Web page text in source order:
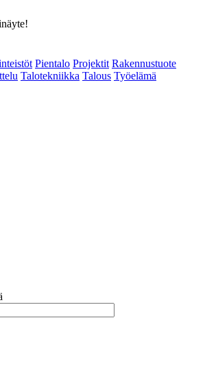
Pientalo Projektit Rakennustuote
Talotekniikka Talous Työelämä